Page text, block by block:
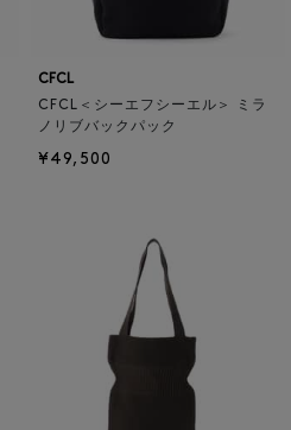
CFCL
CFCL＜シーエフシーエル＞ ミラ
ノリブバックパック
¥49,500